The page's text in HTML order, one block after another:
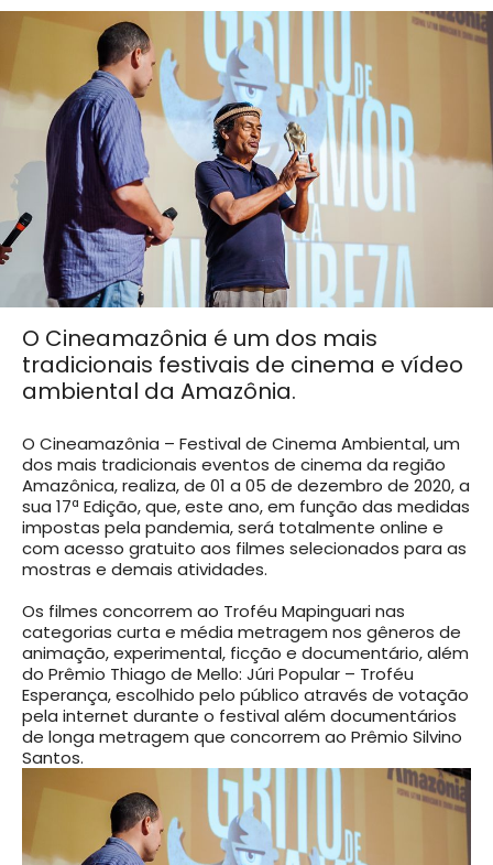
O Cineamazônia é um dos mais
tradicionais festivais de cinema e vídeo
ambiental da Amazônia.
O Cineamazônia – Festival de Cinema Ambiental, um
dos mais tradicionais eventos de cinema da região
Amazônica, realiza, de 01 a 05 de dezembro de 2020, a
sua 17ª Edição, que, este ano, em função das medidas
impostas pela pandemia, será totalmente online e
com acesso gratuito aos filmes selecionados para as
mostras e demais atividades.
Os filmes concorrem ao Troféu Mapinguari nas
categorias curta e média metragem nos gêneros de
animação, experimental, ficção e documentário, além
do Prêmio Thiago de Mello: Júri Popular – Troféu
Esperança, escolhido pelo público através de votação
pela internet durante o festival além documentários
de longa metragem que concorrem ao Prêmio Silvino
Santos.